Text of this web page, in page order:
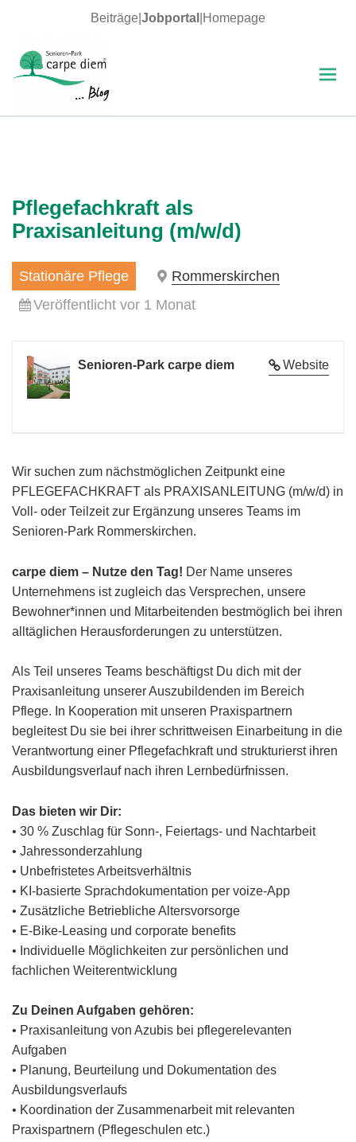
Beiträge Jobportal Homepage
Pflegefachkraft als
Praxisanleitung (m/w/d)
Stationäre Pflege
Rommerskirchen
Veröffentlicht vor 1 Monat
Website
Senioren-Park carpe diem
Wir suchen zum nächstmöglichen Zeitpunkt eine
PFLEGEFACHKRAFT als PRAXISANLEITUNG (m/w/d) in
Voll- oder Teilzeit zur Ergänzung unseres Teams im
Senioren-Park Rommerskirchen.
carpe diem – Nutze den Tag! Der Name unseres
Unternehmens ist zugleich das Versprechen, unsere
Bewohner*innen und Mitarbeitenden bestmöglich bei ihren
alltäglichen Herausforderungen zu unterstützen.
Als Teil unseres Teams beschäftigst Du dich mit der
Praxisanleitung unserer Auszubildenden im Bereich
Pflege. In Kooperation mit unseren Praxispartnern
begleitest Du sie bei ihrer schrittweisen Einarbeitung in die
Verantwortung einer Pflegefachkraft und strukturierst ihren
Ausbildungsverlauf nach ihren Lernbedürfnissen.
Das bieten wir Dir:
• 30 % Zuschlag für Sonn-, Feiertags- und Nachtarbeit
• Jahressonderzahlung
• Unbefristetes Arbeitsverhältnis
• KI-basierte Sprachdokumentation per voize-App
• Zusätzliche Betriebliche Altersvorsorge
• E-Bike-Leasing und corporate benefits
• Individuelle Möglichkeiten zur persönlichen und
fachlichen Weiterentwicklung
Zu Deinen Aufgaben gehören:
• Praxisanleitung von Azubis bei pflegerelevanten
Aufgaben
• Planung, Beurteilung und Dokumentation des
Ausbildungsverlaufs
• Koordination der Zusammenarbeit mit relevanten
Praxispartnern (Pflegeschulen etc.)